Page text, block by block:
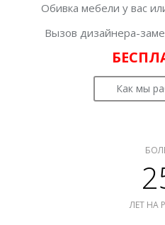
Обивка мебели у вас
Вызов дизайнера-
Как мы
ЛЕТ НА